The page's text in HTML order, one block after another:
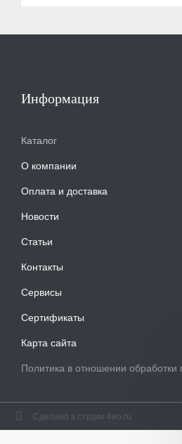
Информация
Каталог
О компании
Оплата и доставка
Новости
Статьи
Контакты
Сервисы
Сертификаты
Карта сайта
Политика в отношении обработки
Сделано в студии 4eo.ru